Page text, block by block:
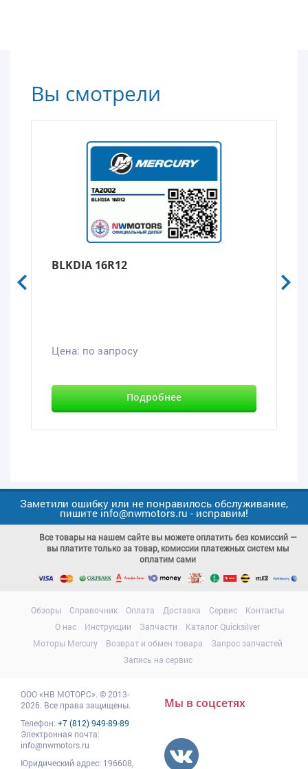
Вы смотрели
BLKDIA 16R12
Цена: по запросу
Подробнее
Заметили ошибку или не понравилось обслуживание,
пишите info@nwmotors.ru - исправим!
Все товары на нашем сайте вы можете оплатить без комиссий —
вы платите только за товар, комиссии платежных систем мы
оплатим сами
Обзоры Справочник Оплата Доставка Сервис
Контакты
О нас
Инструкции Запчасти
Каталог Quicksilver
Моторы Mercury
Возврат и обмен товара
Запрос запчастей
Запись на сервис
ООО«НВ МОТОРС» © 2013-
2026. Все права защищены.
Телефон: +7 (812) 949-89-89
Электронная почта:
info@nwmotors.ru
Юридический адрес: 196608
Мы в соцсетях